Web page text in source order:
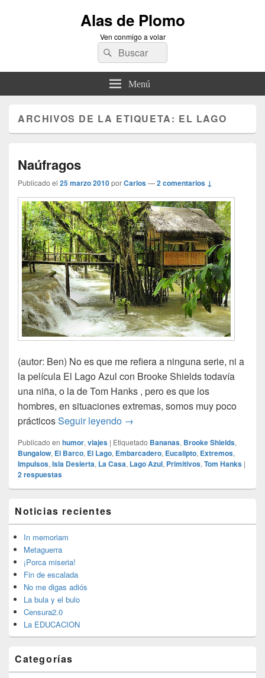
Alas de Plomo
Ven conmigo a volar
Buscar
por:
Buscar
Menú
ARCHIVOS DE LA ETIQUETA: EL LAGO
Naúfragos
Publicado el 25 marzo 2010porCarlos—2 comentarios ↓
(autor: Ben) No es que me refiera a ninguna serie, ni a
la película El Lago Azul con Brooke Shields todavía
una niña, o la de Tom Hanks , pero es que los
hombres, en situaciones extremas, somos muy poco
prácticosSeguir leyendo Naúfragos
→
Publicado en humor, viajes | Etiquetado Bananas, Brooke Shields,
Bungalow, El Barco, El Lago, Embarcadero, Eucalipto, Extremos,
Impulsos, Isla Desierta, La Casa, Lago Azul, Primitivos, Tom Hanks |
2respuestas
área
de
widget
barra
lateral
primaria
Noticias recientes
In memoriam
Metaguerra
¡Porca miseria!
Fin de escalada
No me digas adiós
La bula y el bulo
Censura2.0
La EDUCACION
Categorías